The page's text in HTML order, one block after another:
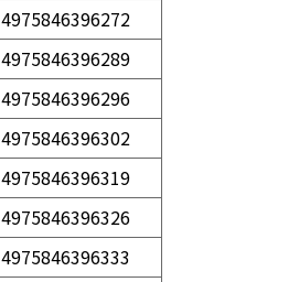
4975846396272
4975846396289
4975846396296
4975846396302
4975846396319
4975846396326
4975846396333